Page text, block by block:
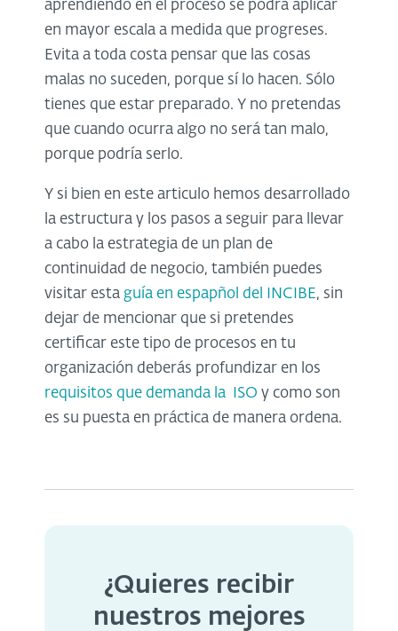
aprendiendo en el proceso se podrá aplicar
en mayor escala a medida que progreses.
Evita a toda costa pensar que las cosas
malas no suceden, porque sí lo hacen. Sólo
tienes que estar preparado. Y no pretendas
que cuando ocurra algo no será tan malo,
porque podría serlo.
Y si bien en este articulo hemos desarrollado
la estructura y los pasos a seguir para llevar
a cabo la estrategia de un plan de
continuidad de negocio, también puedes
visitar esta guía en espapñol del INCIBE, sin
dejar de mencionar que si pretendes
certificar este tipo de procesos en tu
organización deberás profundizar en los
requisitos que demanda la ISO y como son
es su puesta en práctica de manera ordena.
¿Quieres recibir
nuestros mejores